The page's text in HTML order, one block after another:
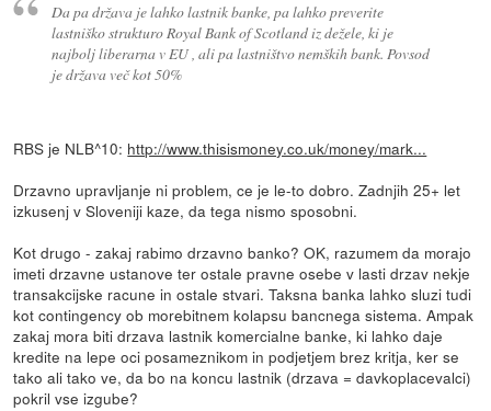
Da pa država je lahko lastnik banke, pa lahko preverite
lastniško strukturo Royal Bank of Scotland iz dežele, ki je
najbolj liberarna v EU , ali pa lastništvo nemških bank. Povsod
je država več kot 50%
RBS je NLB^10: http://www.thisismoney.co.uk/money/mark...
Drzavno upravljanje ni problem, ce je le-to dobro. Zadnjih 25+ let
izkusenj v Sloveniji kaze, da tega nismo sposobni.
Kot drugo - zakaj rabimo drzavno banko? OK, razumem da morajo
imeti drzavne ustanove ter ostale pravne osebe v lasti drzav nekje
transakcijske racune in ostale stvari. Taksna banka lahko sluzi tudi
kot contingency ob morebitnem kolapsu bancnega sistema. Ampak
zakaj mora biti drzava lastnik komercialne banke, ki lahko daje
kredite na lepe oci posameznikom in podjetjem brez kritja, ker se
tako ali tako ve, da bo na koncu lastnik (drzava = davkoplacevalci)
pokril vse izgube?